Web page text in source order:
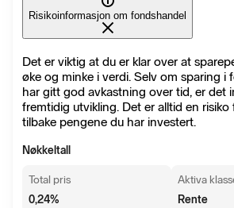
Risikoinformasjon om fondshandel
Det er viktig at du er klar over at
øke og minke i verdi. Selv om sparing i
har gitt god avkastning over tid, er det
fremtidig utvikling. Det er alltid en risiko
tilbake pengene du har investert.
Nøkkeltall
Total pris
0,24%
Aktiva
Rente